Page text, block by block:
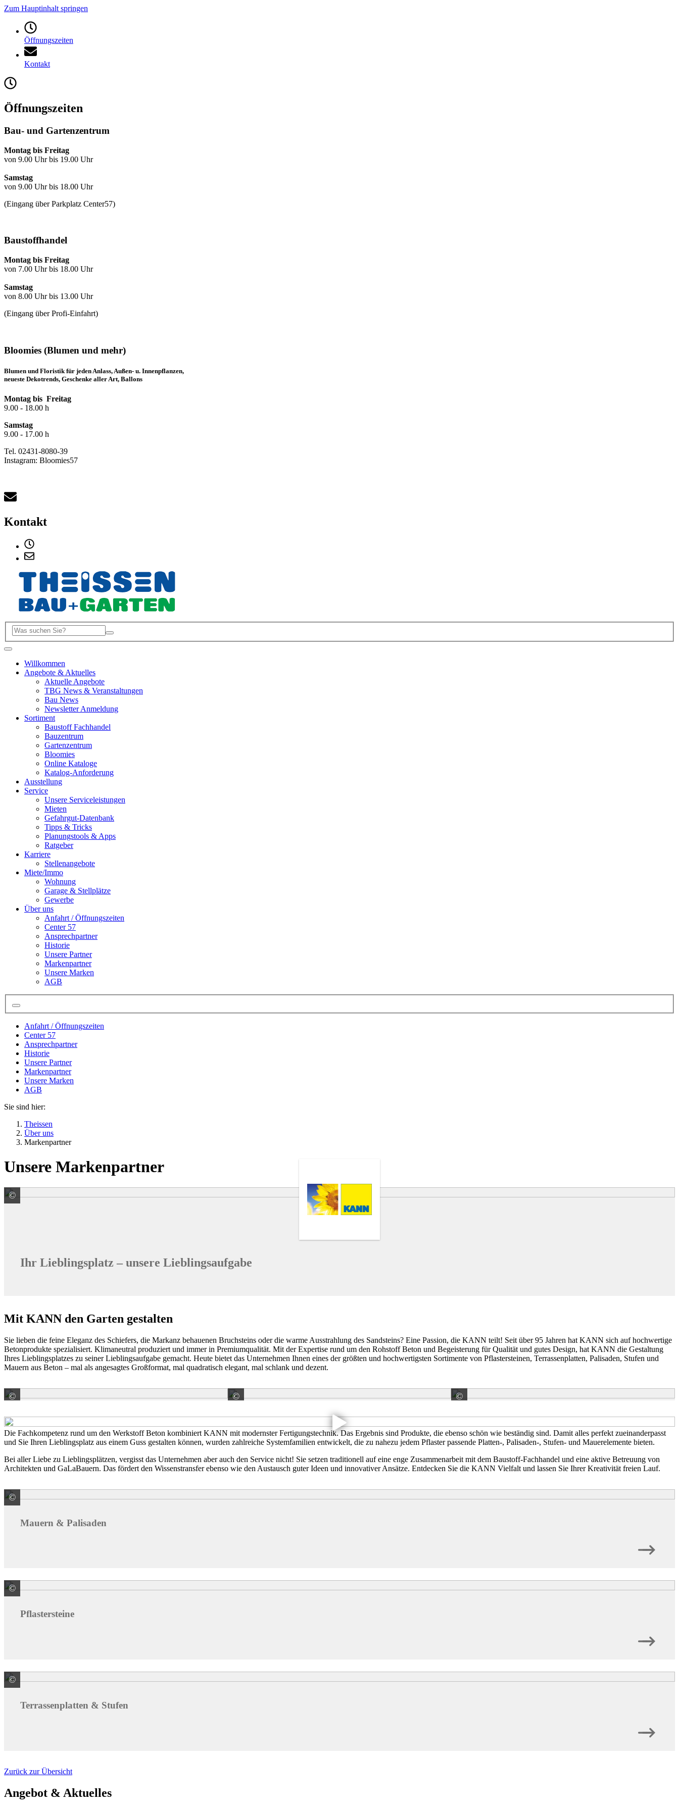
Zum Hauptinhalt springen
Öffnungszeiten
Kontakt
Öffnungszeiten
Bau- und Gartenzentrum
Montag bis Freitag
von 9.00 Uhr bis 19.00 Uhr
Samstag
von 9.00 Uhr bis 18.00 Uhr
(Eingang über Parkplatz Center57)
Baustoffhandel
Montag bis Freitag
von 7.00 Uhr bis 18.00 Uhr
Samstag
von 8.00 Uhr bis 13.00 Uhr
(Eingang über Profi-Einfahrt)
Bloomies (Blumen und mehr)
Blumen und Floristik für jeden Anlass, Außen- u. Innenpflanzen,
neueste Dekotrends, Geschenke aller Art, Ballons
Montag bis Freitag
9.00 - 18.00 h
Samstag
9.00 - 17.00 h
Tel. 02431-8080-39
Instagram: Bloomies57
Kontakt
Willkommen
Angebote & Aktuelles
Aktuelle Angebote
TBG News & Veranstaltungen
Bau News
Newsletter Anmeldung
Sortiment
Baustoff Fachhandel
Bauzentrum
Gartenzentrum
Bloomies
Online Kataloge
Katalog-Anforderung
Ausstellung
Service
Unsere Serviceleistungen
Mieten
Gefahrgut-Datenbank
Tipps & Tricks
Planungstools & Apps
Ratgeber
Karriere
Stellenangebote
Miete/Immo
Wohnung
Garage & Stellplätze
Gewerbe
Über uns
Anfahrt / Öffnungszeiten
Center 57
Ansprechpartner
Historie
Unsere Partner
Markenpartner
Unsere Marken
AGB
Anfahrt / Öffnungszeiten
Center 57
Ansprechpartner
Historie
Unsere Partner
Markenpartner
Unsere Marken
AGB
Sie sind hier:
Theissen
Über uns
Markenpartner
Unsere Markenpartner
© KANN GmbH Baustoffwerke
Ihr Lieblingsplatz – unsere Lieblingsaufgabe
Mit KANN den Garten gestalten
Sie lieben die feine Eleganz des Schiefers, die Markanz behauenen Bruchsteins oder die warme Ausstrahlung des Sandsteins? Eine Passion, die KANN teilt! Seit über 95 Jahren hat KANN sich auf hochwertige
Betonprodukte spezialisiert. Klimaneutral produziert und immer in Premiumqualität. Mit der Expertise rund um den Rohstoff Beton und Begeisterung für Qualität und gutes Design, hat KANN die Gestaltung
Ihres Lieblingsplatzes zu seiner Lieblingsaufgabe gemacht. Heute bietet das Unternehmen Ihnen eines der größten und hochwertigsten Sortimente von Pflastersteinen, Terrassenplatten, Palisaden, Stufen und
Mauern aus Beton – mal als angesagtes Großformat, mal quadratisch elegant, mal schlank und dezent.
© KANN GmbH Baustoffwerke © KANN GmbH Baustoffwerke © KANN GmbH Baustoffwerke
Die Fachkompetenz rund um den Werkstoff Beton kombiniert KANN mit modernster Fertigungstechnik. Das Ergebnis sind Produkte, die ebenso schön wie beständig sind. Damit alles perfekt zueinanderpasst
und Sie Ihren Lieblingsplatz aus einem Guss gestalten können, wurden zahlreiche Systemfamilien entwickelt, die zu nahezu jedem Pflaster passende Platten-, Palisaden-, Stufen- und Mauerelemente bieten.
Bei aller Liebe zu Lieblingsplätzen, vergisst das Unternehmen aber auch den Service nicht! Sie setzen traditionell auf eine enge Zusammenarbeit mit dem Baustoff-Fachhandel und eine aktive Betreuung von
Architekten und GaLaBauern. Das fördert den Wissenstransfer ebenso wie den Austausch guter Ideen und innovativer Ansätze. Entdecken Sie die KANN Vielfalt und lassen Sie Ihrer Kreativität freien Lauf.
© KANN GmbH Baustoffwerke
Mauern & Palisaden
© KANN GmbH Baustoffwerke
Pflastersteine
© KANN GmbH Baustoffwerke
Terrassenplatten & Stufen
Zurück zur Übersicht
Angebot & Aktuelles